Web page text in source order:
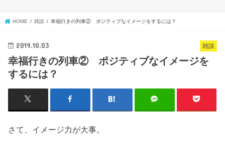
HOME 雑談 幸福行きの列車② ポジティブなイメージをするには？
雑談
2019.10.03
幸福行きの列車② ポジティブなイメージを
するには？
さて、イメージ力が大事。